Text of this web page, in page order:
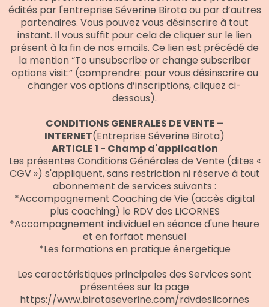
édités par l'entreprise Séverine Birota ou par d’autres
partenaires. Vous pouvez vous désinscrire à tout
instant. Il vous suffit pour cela de cliquer sur le lien
présent à la fin de nos emails. Ce lien est précédé de
la mention “To unsubscribe or change subscriber
options visit:” (comprendre: pour vous désinscrire ou
changer vos options d’inscriptions, cliquez ci-
dessous).
CONDITIONS GENERALES DE VENTE –
INTERNET(Entreprise Séverine Birota)
ARTICLE 1 - Champ d'application
Les présentes Conditions Générales de Vente (dites «
CGV ») s'appliquent, sans restriction ni réserve à tout
abonnement de services suivants :
*Accompagnement Coaching de Vie (accès digital
plus coaching) le RDV des LICORNES
*Accompagnement individuel en séance d'une heure
et en forfaot mensuel
*Les formations en pratique énergetique
Les caractéristiques principales des Services sont
présentées sur la page
https://www.birotaseverine.com/rdvdeslicornes